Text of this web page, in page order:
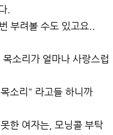
.
부려볼 수도 있고요..
소리가 얼마나 사랑스럽
소리" 라고들 하니까
한 여자는, 모닝콜 부탁